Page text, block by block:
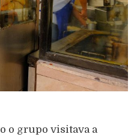
o grupo visitava a